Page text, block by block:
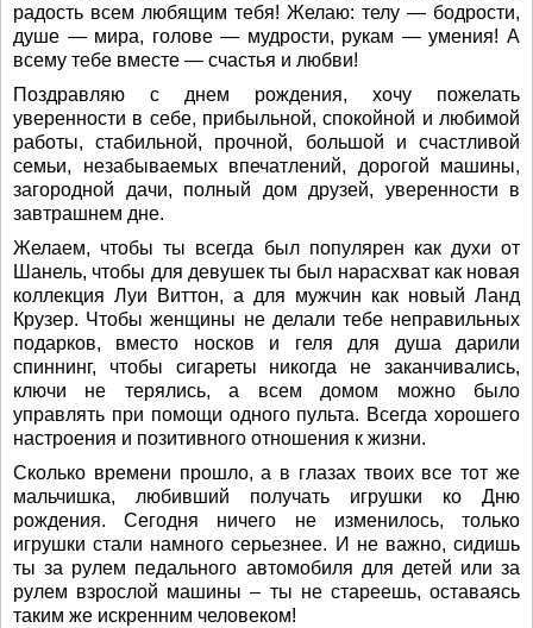
радость всем любящим тебя! Желаю: телу — бодрости,
душе — мира, голове — мудрости, рукам — умения! А
всему тебе вместе — счастья и любви!
Поздравляю с днем рождения, хочу пожелать
уверенности в себе, прибыльной, спокойной и любимой
работы, стабильной, прочной, большой и счастливой
семьи, незабываемых впечатлений, дорогой машины,
загородной дачи, полный дом друзей, уверенности в
завтрашнем дне.
Желаем, чтобы ты всегда был популярен как духи от
Шанель, чтобы для девушек ты был нарасхват как новая
коллекция Луи Виттон, а для мужчин как новый Ланд
Крузер. Чтобы женщины не делали тебе неправильных
подарков, вместо носков и геля для душа дарили
спиннинг, чтобы сигареты никогда не заканчивались,
ключи не терялись, а всем домом можно было
управлять при помощи одного пульта. Всегда хорошего
настроения и позитивного отношения к жизни.
Сколько времени прошло, а в глазах твоих все тот же
мальчишка, любивший получать игрушки ко Дню
рождения. Сегодня ничего не изменилось, только
игрушки стали намного серьезнее. И не важно, сидишь
ты за рулем педального автомобиля для детей или за
рулем взрослой машины – ты не стареешь, оставаясь
таким же искренним человеком!